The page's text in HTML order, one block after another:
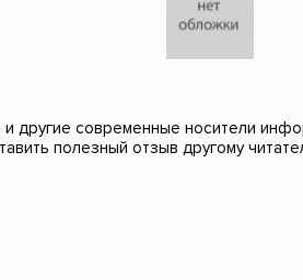
другие современные носители
полезный отзыв другому